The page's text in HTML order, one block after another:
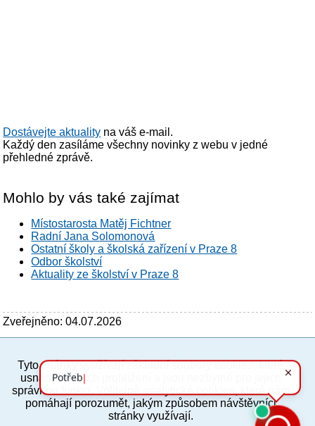
Dostávejte aktuality na váš e-mail.
Každý den zasíláme všechny novinky z webu v jedné
přehledné zprávě.
Mohlo by vás také zajímat
Místostarosta Matěj Fichtner
Radní Jana Solomonová
Ostatní školy a školská zařízení v Praze 8
Odbor školství
Aktuality ze školství v Praze 8
Zveřejněno: 04.07.2026
ENG
Povinné a praktické informace
Tyto stránky využívají základní soubory cookies, které
usnadňují jejich prohlížení a jsou nezbytné pro jejich
správnou funkci. Volitelně analytické cookies, které nám
pomáhají porozumět, jakým způsobem návštěvníci
stránky využívají.